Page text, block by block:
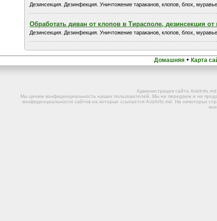
Дезинсекция. Дезинфекция. Уничтожение тараканов, клопов, блох,
Обработать диван от клопов в Тирасполе, дезинсекция
Дезинсекция. Дезинфекция. Уничтожение тараканов, клопов, блох,
Домашняя • Карта
Администрация сайта
Мы ценим конфиденциальность наших пользователей. Мы не передаем и не
конфиденциальности сайтов на которые ссылается AvizInfo.md. На некоторых